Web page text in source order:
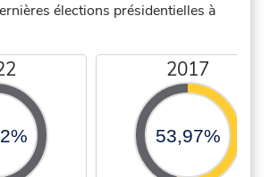
élections présidentielles à
2017
53,97%